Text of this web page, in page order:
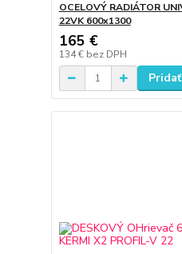
OCELOVÝ RADIÁTOR
22VK 600x1300
165 €
134 € bez DPH